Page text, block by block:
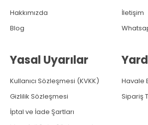
Hakkımızda
Blog
Yasal Uyarılar
Kullanıcı Sözleşmesi (KVKK)
Gizlilik Sözleşmesi
İptal ve İade Şartları
İletişim
Havale
Sipariş